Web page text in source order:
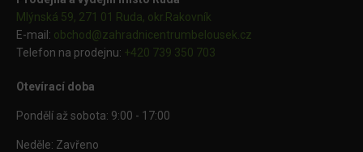
Mlýnská 59, 271 01 Ruda, okr.Rakovník
E-mail: obchod@zahradnicentrumbelousek.cz
Telefon na prodejnu: +420 739 350 703
Otevírací doba
Pondělí až sobota: 9:00 - 17:00
Neděle: Zavřeno